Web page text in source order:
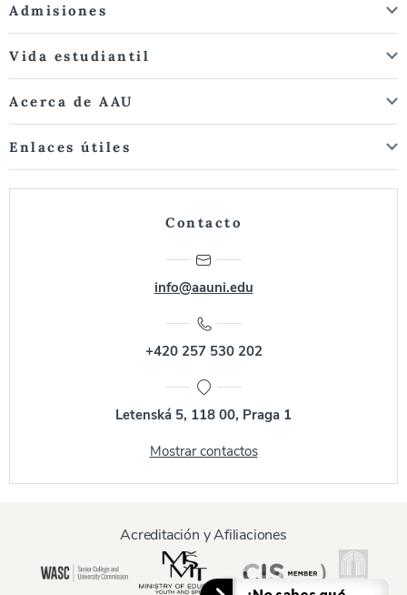
Admisiones
Vida estudiantil
Acerca de AAU
Enlaces útiles
Contacto
info@aauni.edu
+420 257 530 202
Letenská 5, 118 00, Praga 1
Mostrar contactos
Acreditación y Afiliaciones